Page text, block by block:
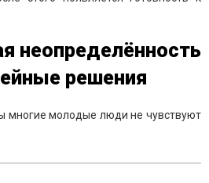
неопределённость
решения
многие молодые люди не чувствуют